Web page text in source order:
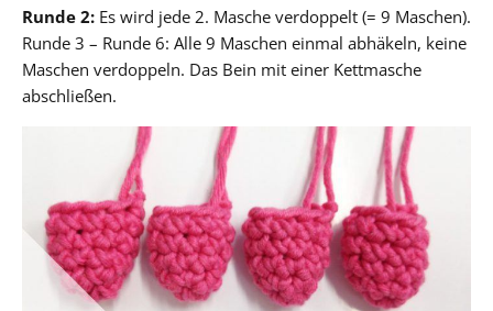
Runde 2: Es wird jede 2. Masche verdoppelt (= 9 Maschen).
Runde 3 – Runde 6: Alle 9 Maschen einmal abhäkeln, keine
Maschen verdoppeln. Das Bein mit einer Kettmasche
abschließen.